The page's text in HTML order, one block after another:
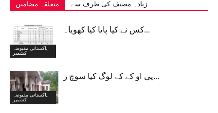
متعلقہ مضامین زیادہ مصنف کی طرف سے
پاکستانی مقبوضہ
کشمیر
کس نے کیا پایا کیا کھویا۔...
پاکستانی مقبوضہ
کشمیر
پی او کے کے لوگ کیا سوچ ر...